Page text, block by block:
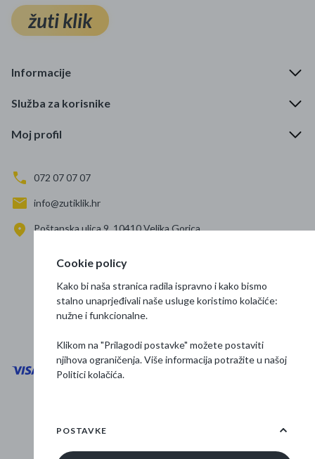
žuti klik
Informacije
Služba za korisnike
Moj profil
072 07 07 07
info@zutiklik.hr
Poštanska ulica 9, 10410 Velika Gorica
Prati nas
Osnovne informacije
Cookie policy
Kako bi naša stranica radila ispravno i kako bismo
stalno unaprjeđivali naše usluge koristimo kolačiće:
nužne i funkcionalne.
Klikom na "Prilagodi postavke" možete postaviti
njihova ograničenja. Više informacija potražite u našoj
Politici kolačića.
POSTAVKE